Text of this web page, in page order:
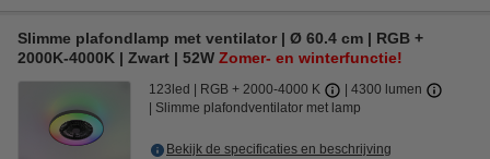
Slimme plafondlamp met ventilator | Ø 60.4 cm | RGB +
2000K-4000K | Zwart | 52W Zomer- en winterfunctie!
123led RGB + 2000-4000 K
4300 lumen
Slimme plafondventilator met lamp
Bekijk de specificaties en beschrijving